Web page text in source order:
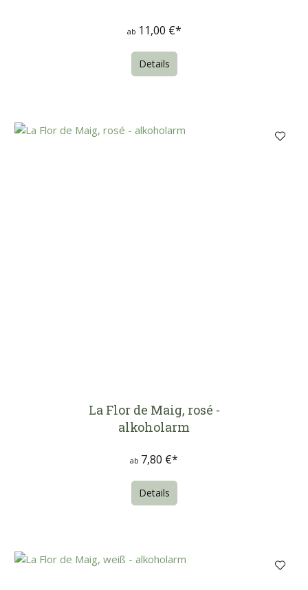
ab 11,00 €*
Details
La Flor de Maig, rosé -
alkoholarm
ab 7,80 €*
Details